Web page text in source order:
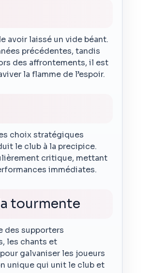
avoir laissé un vide béant.
précédentes, tandis
des affrontements, il est
la flamme de l’espoir.
choix stratégiques
le club à la precipice.
critique, mettant
immédiates.
tourmente
supporters
les chants et
galvaniser les joueurs
unique qui unit le club et